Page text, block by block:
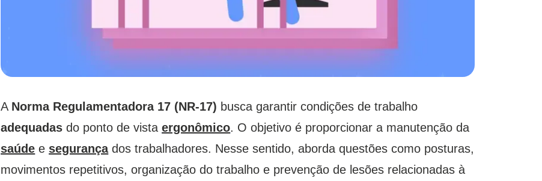
A Norma Regulamentadora 17 (NR-17) busca garantir condições de trabalho
adequadas do ponto de vistaergonômico. O objetivo é proporcionar a manutenção da
saúde e segurançados trabalhadores. Nesse sentido, aborda questões como posturas,
movimentos repetitivos, organização do trabalho e prevenção de lesões relacionadas à